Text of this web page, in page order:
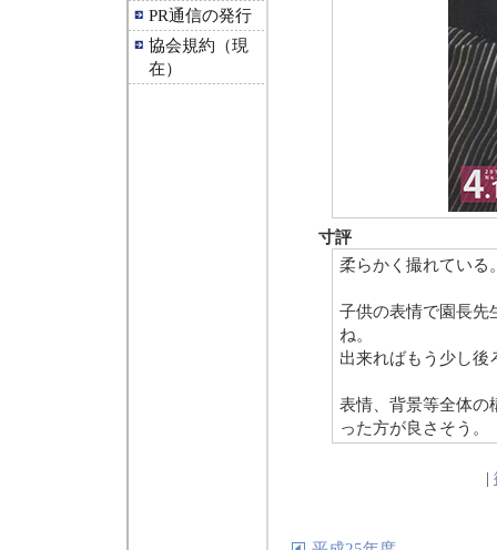
PR通信の発行
協会規約（現
在）
寸評
柔らかく撮れている
子供の表情で園長先
ね。
出来ればもう少し後
表情、背景等全体の
った方が良さそう。